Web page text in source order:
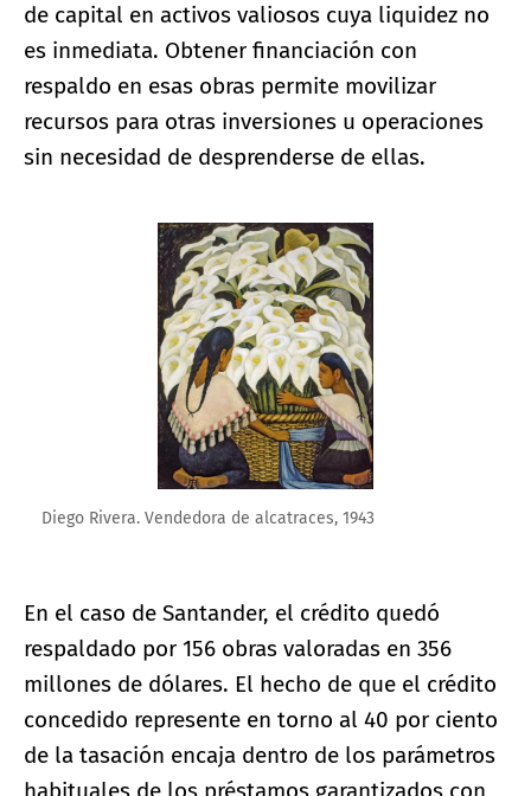
de capital en activos valiosos cuya liquidez no
es inmediata. Obtener financiación con
respaldo en esas obras permite movilizar
recursos para otras inversiones u operaciones
sin necesidad de desprenderse de ellas.
Ampliar imagen
Diego Rivera. Vendedora de alcatraces, 1943
En el caso de Santander, el crédito quedó
respaldado por 156 obras valoradas en 356
millones de dólares. El hecho de que el crédito
concedido represente en torno al 40 por ciento
de la tasación encaja dentro de los parámetros
habituales de los préstamos garantizados con